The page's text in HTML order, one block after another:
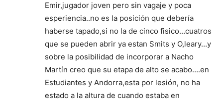
Emir,jugador joven pero sin vagaje y poca
esperiencia..no es la posición que debería
haberse tapado,si no la de cinco fisico…cuatros
que se pueden abrir ya estan Smits y O,leary…y
sobre la posibilidad de incorporar a Nacho
Martín creo que su etapa de alto se acabo….en
Estudiantes y Andorra,esta por lesión, no ha
estado a la altura de cuando estaba en